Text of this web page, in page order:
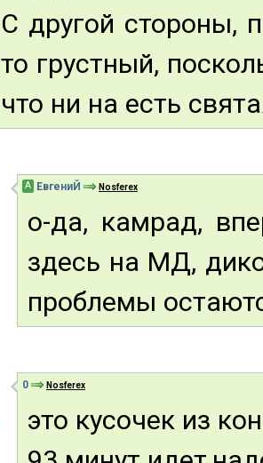
С другой стороны,
то грустный,
что ни на есть
А ЕвгениЙ Nosferex
о-да, камрад,
здесь на МД,
проблемы
0 Nosferex
это кусочек из